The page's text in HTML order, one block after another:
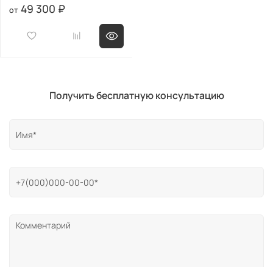
49 300 ₽
Получить бесплатную консультацию